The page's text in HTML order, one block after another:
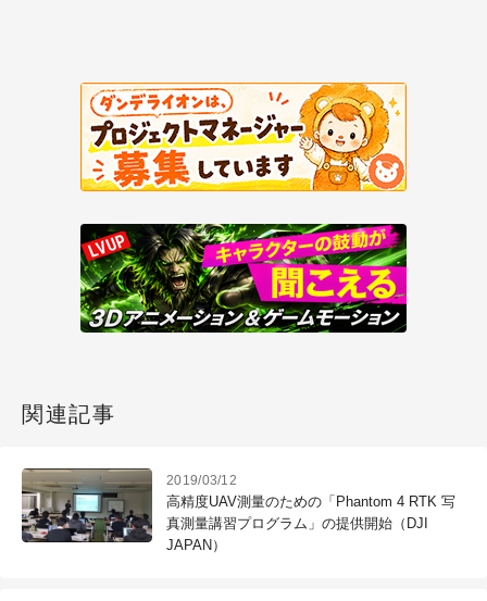
関連記事
2019/03/12
高精度UAV測量のための「Phantom 4 RTK 写
真測量講習プログラム」の提供開始（DJI
JAPAN）